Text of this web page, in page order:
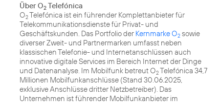
Über O2 Telefónica
O2Telefónica ist ein führender Komplettanbieter für
Telekommunikationsdienste für Privat- und
Geschäftskunden. Das Portfolio der Kernmarke O2 sowie
diverser Zweit- und Partnermarken umfasst neben
klassischen Telefonie- und Internetanschlüssen auch
innovative digitale Services im Bereich Internet der Dinge
und Datenanalyse. Im Mobilfunk betreut O2Telefónica 34,7
Millionen Mobilfunkanschlüsse (Stand 30.06.2025,
exklusive Anschlüsse dritter Netzbetreiber). Das
Unternehmen ist führender Mobilfunkanbieter im